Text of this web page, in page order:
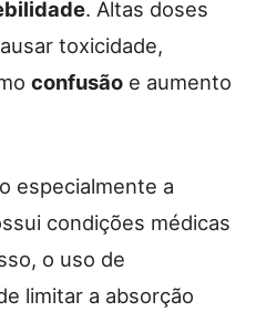
. Altas doses
toxicidade,
confusão e aumento
especialmente a
condições médicas
o uso de
limitar a absorção